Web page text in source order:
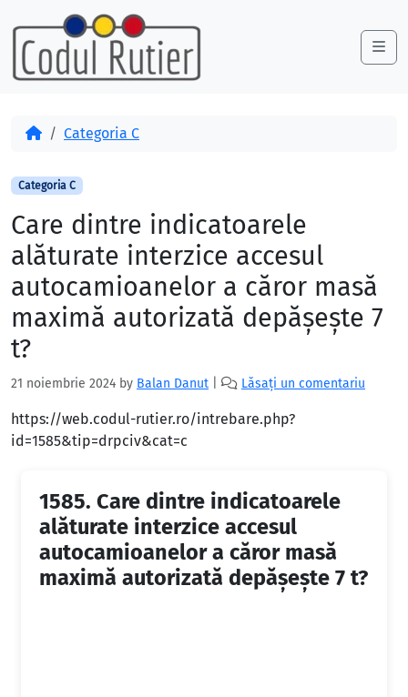
Skip to content
Skip to footer
AcasăCategoria C
Categoria C
Care dintre indicatoarele
alăturate interzice accesul
autocamioanelor a căror masă
maximă autorizată depăşeşte 7
t?
21 noiembrie 2024 by Balan Danut Lăsați un comentariu
https://web.codul-rutier.ro/intrebare.php?
id=1585&tip=drpciv&cat=c
1585. Care dintre indicatoarele
alăturate interzice accesul
autocamioanelor a căror masă
maximă autorizată depăşeşte 7 t?